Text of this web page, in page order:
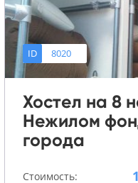
ID 8020
Хостел на 8
Нежилом
города
Стоимость: